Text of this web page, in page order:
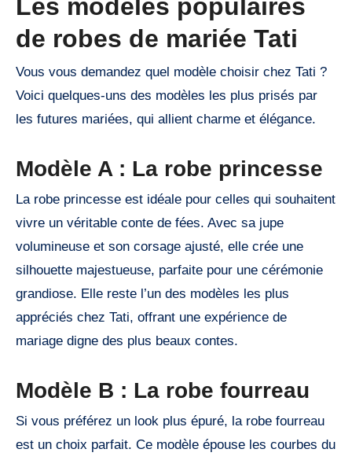
Les modèles populaires
de robes de mariée Tati
Vous vous demandez quel modèle choisir chez Tati ?
Voici quelques-uns des modèles les plus prisés par
les futures mariées, qui allient charme et élégance.
Modèle A : La robe princesse
La robe princesse est idéale pour celles qui souhaitent
vivre un véritable conte de fées. Avec sa jupe
volumineuse et son corsage ajusté, elle crée une
silhouette majestueuse, parfaite pour une cérémonie
grandiose. Elle reste l’un des modèles les plus
appréciés chez Tati, offrant une expérience de
mariage digne des plus beaux contes.
Modèle B : La robe fourreau
Si vous préférez un look plus épuré, la robe fourreau
est un choix parfait. Ce modèle épouse les courbes du